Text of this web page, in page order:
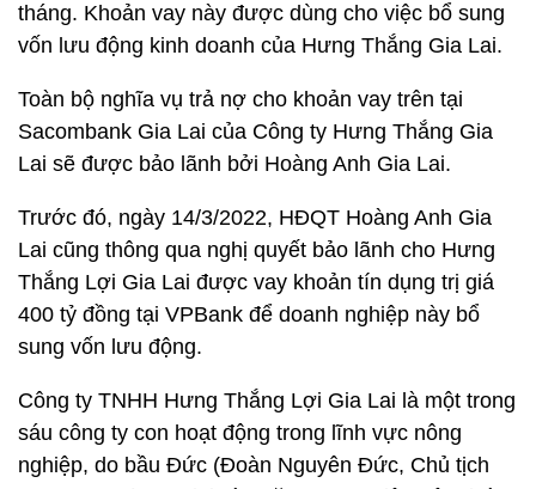
tháng. Khoản vay này được dùng cho việc bổ sung
vốn lưu động kinh doanh của Hưng Thắng Gia Lai.
Toàn bộ nghĩa vụ trả nợ cho khoản vay trên tại
Sacombank Gia Lai của Công ty Hưng Thắng Gia
Lai sẽ được bảo lãnh bởi Hoàng Anh Gia Lai.
Trước đó, ngày 14/3/2022, HĐQT Hoàng Anh Gia
Lai cũng thông qua nghị quyết bảo lãnh cho Hưng
Thắng Lợi Gia Lai được vay khoản tín dụng trị giá
400 tỷ đồng tại VPBank để doanh nghiệp này bổ
sung vốn lưu động.
Công ty TNHH Hưng Thắng Lợi Gia Lai là một trong
sáu công ty con hoạt động trong lĩnh vực nông
nghiệp, do bầu Đức (Đoàn Nguyên Đức, Chủ tịch